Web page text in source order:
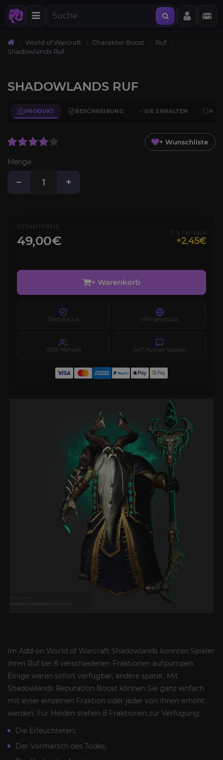
World of Warcraft Charakter Boost
Ruf
Shadowlands Ruf
SHADOWLANDS RUF
PRODUKT BESCHREIBUNG SIE ERHALTEN
+ Wunschliste
Menge
− +
GESAMTPREIS
49,00€
5 % Cashback
+2.45€
+ Warenkorb
Geld-zurück VPN-geschützt
100% Manuell 24/7 Human Support
Im Add-on World of Warcraft Shadowlands konnten Spieler
ihren Ruf bei 8 verschiedenen Fraktionen aufpumpen.
Einige waren sofort verfügbar, andere später. Mit
Shadowlands Reputation Boost können Sie ganz einfach
mit einer einzelnen Fraktion oder jeder von ihnen erhöht
werden. Für Helden stehen 8 Fraktionen zur Verfügung:
Die Erleuchteten;
Der Vormarsch des Todes;